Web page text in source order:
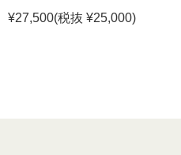
¥27,500(税抜 ¥25,000)